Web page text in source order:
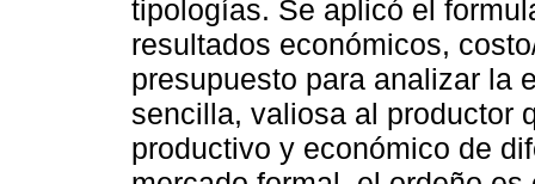
tipologías. Se aplicó el
resultados económicos,
presupuesto para analizar la
sencilla, valiosa al productor
productivo y económico de